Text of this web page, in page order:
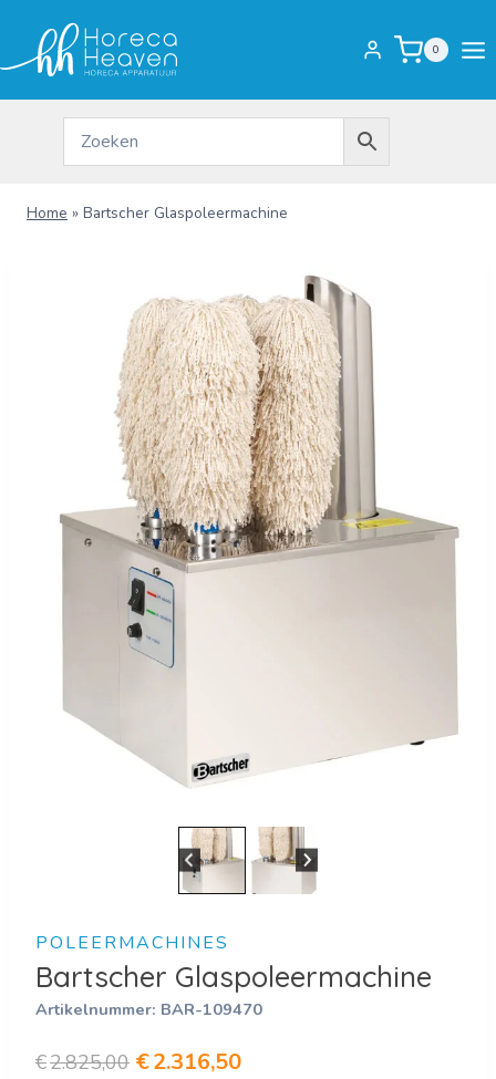
inhoud
0
Home » Bartscher Glaspoleermachine
POLEERMACHINES
Bartscher Glaspoleermachine
Artikelnummer: BAR-109470
€2.825,00 Oorspronkelijke
€2.316,50Huidige